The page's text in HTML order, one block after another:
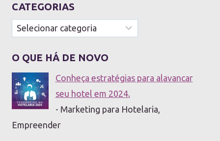
CATEGORIAS
Categorias
O QUE HÁ DE NOVO
Conheça estratégias para alavancar
seu hotel em 2024.
- Marketing para Hotelaria,
Empreender